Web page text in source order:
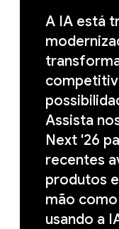
A IA está
Assista
Next '26
recentes
produtos
mão
usando a